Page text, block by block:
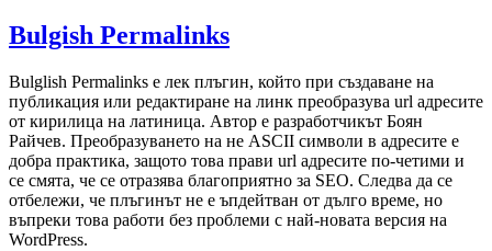
Bulgish Permalinks
Bulglish Permalinks е лек плъгин, който при създаване на
публикация или редактиране на линк преобразува url адресите
от кирилица на латиница. Aвтор е разработчикът Боян
Райчев. Преобразуването на не ASCII символи в адресите е
добра практика, защото това прави url адресите по-четими и
се смята, че се отразява благоприятно за SEO. Следва да се
отбележи, че плъгинът не е ъпдейтван от дълго време, но
въпреки това работи без проблеми с най-новата версия на
WordPress.